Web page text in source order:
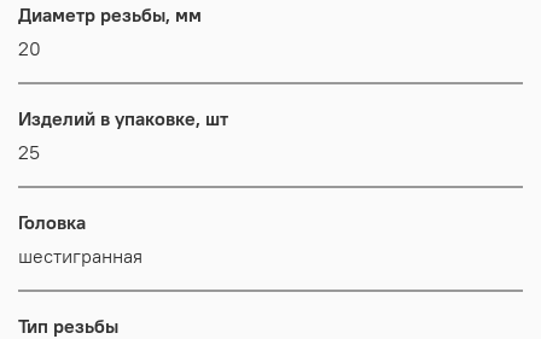
Диаметр резьбы, мм
20
Изделий в упаковке, шт
25
Головка
шестигранная
Тип резьбы